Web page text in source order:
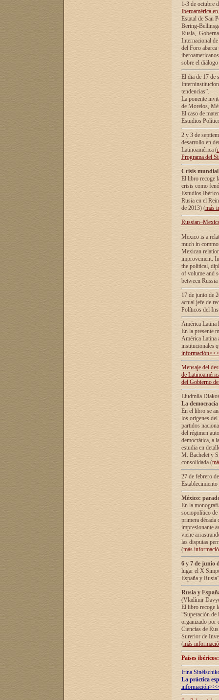
1-3 de octubre
Iberoamérica
Estatal de San
Bering-
Rusia,
Internacional
del Foro
sobre el
El dia de 17 de
tendencias”.
La ponente
de Morelos,
El caso de
Estudios
2 y 3 de
desarrollo en
Latinoamérica (
Programa del
Crisis
El libro recoge
crisis como
Estudios
Rusia en el
de 2013) (más
Mexico is a
much in
Mexican
improvement.
the political,
of volume and
between
17 de junio de
actual jefe de
Políticos del
América Latina
En la presente
América Latina
institucionales
información>>>
Mensaje del
de
del Gobierno
Liudmila
La
En el libro se
los orígenes
partidos
del régimen
democrática, а
estudia en
М. Bachelet у
consolidada (
27 de febrero
México:
En la
sociopolítico de
primera década
impresionante
viene
las disputas
(más
6 y 7 de junio
lugar el X
España y
Rusia y
(Vladímir
El libro recoge
“Superación
organizado por
Ciencias de
Surerior de
(más
Países
Irina
La práctica
información>>>